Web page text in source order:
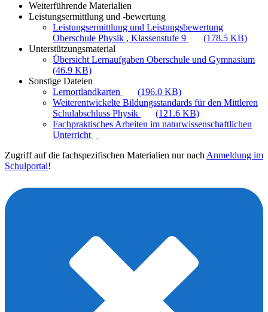
Weiterführende Materialien
Leistungsermittlung und -bewertung
Leistungsermittlung und Leistungsbewertung
Oberschule Physik , Klassenstufe 9
(178.5 KB)
Unterstützungsmaterial
Übersicht Lernaufgaben Oberschule und Gymnasium
(46.9 KB)
Sonstige Dateien
Lernortlandkarten
(196.0 KB)
Weiterentwickelte Bildungsstandards für den Mittleren
Schulabschluss Physik
(121.6 KB)
Fachpraktisches Arbeiten im naturwissenschaftlichen
Unterricht
Zugriff auf die fachspezifischen Materialien nur nach Anmeldung im
Schulportal!